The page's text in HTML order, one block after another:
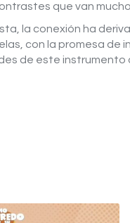
que van
la conexión ha
con la promesa de
de este instrumento